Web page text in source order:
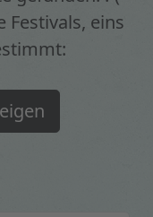
Festivals, eins